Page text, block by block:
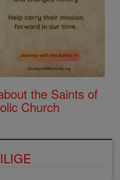
the Saints of
Church